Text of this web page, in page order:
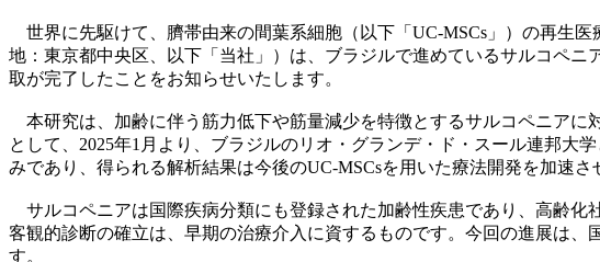
世界に先駆けて、臍帯由来の間葉系細胞（以下「UC-MSCs」）の再生
地：東京都中央区、以下「当社」）は、ブラジルで進めているサルコペ
取が完了したことをお知らせいたします。
本研究は、加齢に伴う筋力低下や筋量減少を特徴とするサルコペニアに
として、2025年1月より、ブラジルのリオ・グランデ・ド・スール連邦大
みであり、得られる解析結果は今後のUC-MSCsを用いた療法開発を加速さ
サルコペニアは国際疾病分類にも登録された加齢性疾患であり、高齢化
客観的診断の確立は、早期の治療介入に資するものです。今回の進展は
す。